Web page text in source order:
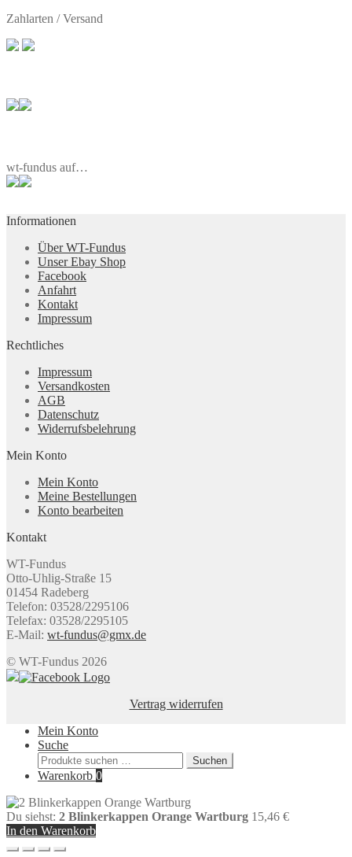
Zahlarten / Versand
wt-fundus auf…
Informationen
Über WT-Fundus
Unser Ebay Shop
Facebook
Anfahrt
Kontakt
Impressum
Rechtliches
Impressum
Versandkosten
AGB
Datenschutz
Widerrufsbelehrung
Mein Konto
Mein Konto
Meine Bestellungen
Konto bearbeiten
Kontakt
WT-Fundus
Otto-Uhlig-Straße 15
01454 Radeberg
Telefon: 03528/2295106
Telefax: 03528/2295105
E-Mail: wt-fundus@gmx.de
© WT-Fundus 2026
Vertrag widerrufen
Mein Konto
Suche
Suchen
nach:
Suchen
Warenkorb 0
Du siehst: 2 Blinkerkappen Orange Wartburg 15,46 €
In den Warenkorb